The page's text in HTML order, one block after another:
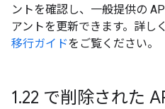
ントを確認し、一般提供の
アントを更新できます。詳しく
移行ガイドをご覧ください。
1.22 で削除された